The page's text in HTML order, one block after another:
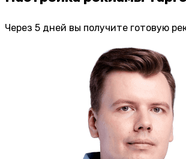
Через 5 дней вы получите готовую